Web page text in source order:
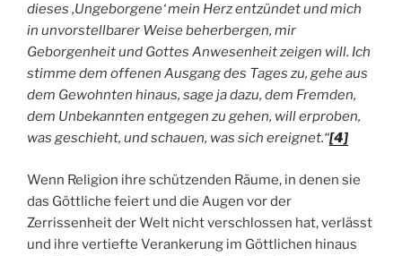
dieses ‚Ungeborgene‘ mein Herz entzündet und mich
in unvorstellbarer Weise beherbergen, mir
Geborgenheit und Gottes Anwesenheit zeigen will. Ich
stimme dem offenen Ausgang des Tages zu, gehe aus
dem Gewohnten hinaus, sage ja dazu, dem Fremden,
dem Unbekannten entgegen zu gehen, will erproben,
was geschieht, und schauen, was sich ereignet.“[4]
Wenn Religion ihre schützenden Räume, in denen sie
das Göttliche feiert und die Augen vor der
Zerrissenheit der Welt nicht verschlossen hat, verlässt
und ihre vertiefte Verankerung im Göttlichen hinaus